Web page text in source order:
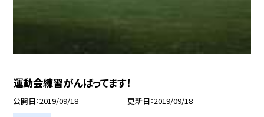
運動会練習がんばってます！
公開日 2019/09/18 更新日 2019/09/18